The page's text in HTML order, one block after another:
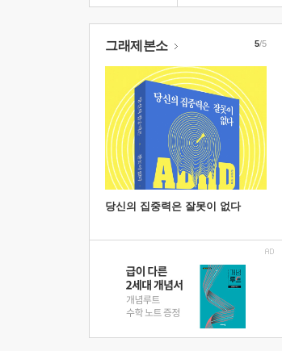
그래제본소
당신의 집중력은 잘못이 없다
5/5